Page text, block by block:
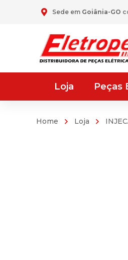
Sede em Goiânia-GO
Loja Peças
Home Loja